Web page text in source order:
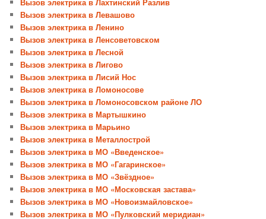
Вызов электрика в Левашово
Вызов электрика в Ленино
Вызов электрика в Ленсоветовском
Вызов электрика в Лесной
Вызов электрика в Лигово
Вызов электрика в Лисий Нос
Вызов электрика в Ломоносове
Вызов электрика в Ломоносовском районе ЛО
Вызов электрика в Мартышкино
Вызов электрика в Марьино
Вызов электрика в Металлострой
Вызов электрика в МО «Введенское»
Вызов электрика в МО «Гагаринское»
Вызов электрика в МО «Звёздное»
Вызов электрика в МО «Московская застава»
Вызов электрика в МО «Новоизмайловское»
Вызов электрика в МО «Пулковский меридиан»